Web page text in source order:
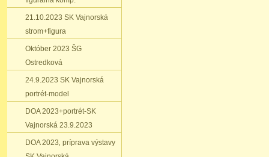
21.10.2023 SK Vajnorská
strom+figura
Október 2023 ŠG
Ostredková
24.9.2023 SK Vajnorská
portrét-model
DOA 2023+portrét-SK
Vajnorská 23.9.2023
DOA 2023‚ príprava výstavy